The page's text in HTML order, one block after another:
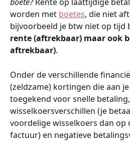
boete? Rente op laattijdige
worden met boetes, die niet
bijvoorbeeld je btw niet op tijd
rente (aftrekbaar) maar ook
aftrekbaar).
Onder de verschillende
(zeldzame) kortingen die aan
toegekend voor snelle
wisselkoersverschillen (je
voordelige wisselkoers dan op
factuur) en negatieve